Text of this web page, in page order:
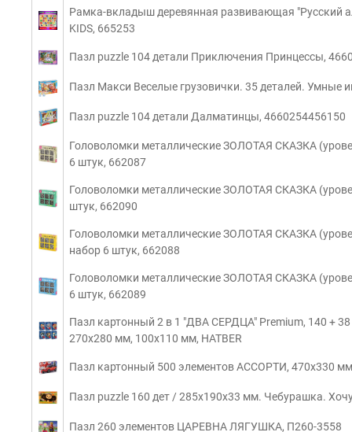
Рамка-вкладыш деревянная развивающая "Русский
KIDS, 665253
Пазл puzzle 104 детали Приключения Принцессы,
Пазл Макси Веселые грузовички. 35 деталей. Умные
Пазл puzzle 104 детали Далматинцы, 4660254456150
Головоломки металлические ЗОЛОТАЯ СКАЗКА
6 штук, 662087
Головоломки металлические ЗОЛОТАЯ СКАЗКА
штук, 662090
Головоломки металлические ЗОЛОТАЯ СКАЗКА
набор 6 штук, 662088
Головоломки металлические ЗОЛОТАЯ СКАЗКА
6 штук, 662089
Пазл картонный 2 в 1 "ДВА СЕРДЦА" Premium, 140 +
270х280 мм, 100х110 мм, HATBER
Пазл картонный 500 элементов АССОРТИ, 470х330
Пазл puzzle 160 дет / 285х190х33 мм. Чебурашка.
Пазл 260 элементов ЦАРЕВНА ЛЯГУШКА, П260-3558